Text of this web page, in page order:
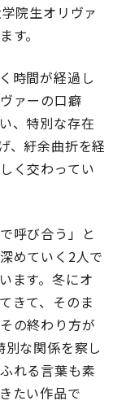
院生オリヴァ
す。
時間が経過し
ァーの口癖
、特別な存在
、紆余曲折を経
く交わってい
呼び合う」と
めていく2人で
ます。冬にオ
きて、そのま
の終わり方が
な関係を察し
れる言葉も素
たい作品で